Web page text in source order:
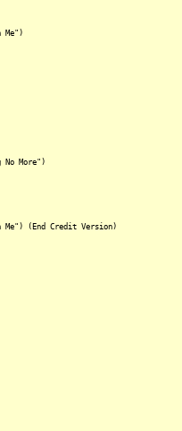
Me")
More")
(End Credit Version)